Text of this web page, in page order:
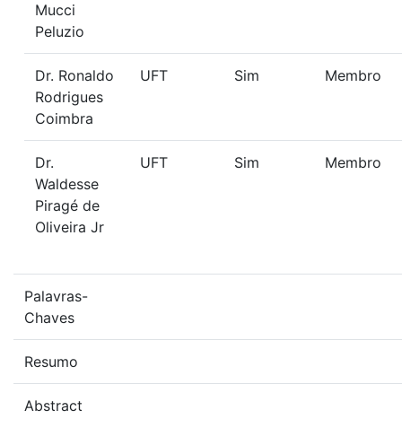
Mucci
Peluzio
Dr. Ronaldo
Rodrigues
Coimbra
UFT Sim Membro
Dr.
Waldesse
Piragé de
Oliveira Jr
UFT Sim Membro
Palavras-
Chaves
Resumo
Abstract